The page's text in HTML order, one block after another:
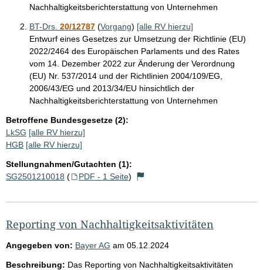
Nachhaltigkeitsberichterstattung von Unternehmen
BT-Drs. 20/12787 (Vorgang) [alle RV hierzu]
Entwurf eines Gesetzes zur Umsetzung der Richtlinie (EU)
2022/2464 des Europäischen Parlaments und des Rates
vom 14. Dezember 2022 zur Änderung der Verordnung
(EU) Nr. 537/2014 und der Richtlinien 2004/109/EG,
2006/43/EG und 2013/34/EU hinsichtlich der
Nachhaltigkeitsberichterstattung von Unternehmen
Betroffene Bundesgesetze (2):
LkSG [alle RV hierzu]
HGB [alle RV hierzu]
Stellungnahmen/Gutachten (1):
SG2501210018 ( PDF - 1 Seite)
Reporting von Nachhaltigkeitsaktivitäten
Angegeben von: Bayer AG am 05.12.2024
Beschreibung: Das Reporting von Nachhaltigkeitsaktivitäten